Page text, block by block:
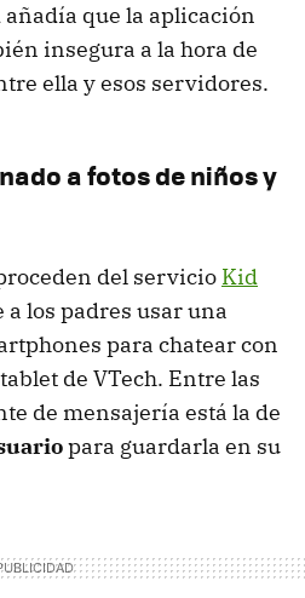
que la aplicación
insegura a la hora de
ella y esos servidores.
a fotos de niños y
del servicio Kid
a los padres usar una
para chatear con
de VTech. Entre las
de mensajería está la de
para guardarla en su